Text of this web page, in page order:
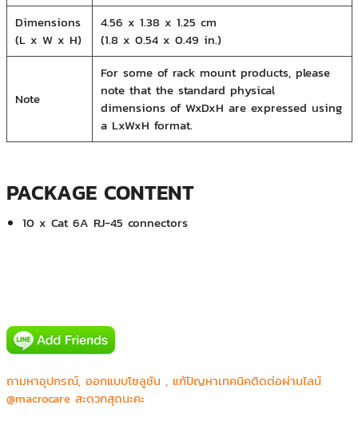
Dimensions
(L x W x H)
4.56 x 1.38 x 1.25 cm
(1.8 x 0.54 x 0.49 in.)
Note
For some of rack mount products, please
note that the standard physical
dimensions of WxDxH are expressed using
a LxWxH format.
PACKAGE CONTENT
10 x Cat 6A RJ-45 connectors
ถามหาอุปกรณ์, ออกแบบโซลูชัน , แก้ปัญหาเทคนิคติดต่อผ่านไลน์
@macrocare สะดวกสุดนะคะ
Mercure&IBIS Bangkok Siam
Phyathai 2 Hospital (BJH)
พัฒนาหารพัฒนา
กองสื่อสาร หน่วยบัญชาการทหารพัฒนา